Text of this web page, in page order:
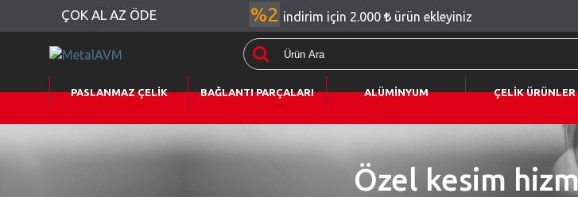
ÇOK AL AZ ÖDE %2 indirim için 2.000 ürün ekleyiniz
PASLANMAZ ÇELİK BAĞLANTI PARÇALARI ALÜMİNYUM ÇELİK ÜRÜNLER
Özel kesim